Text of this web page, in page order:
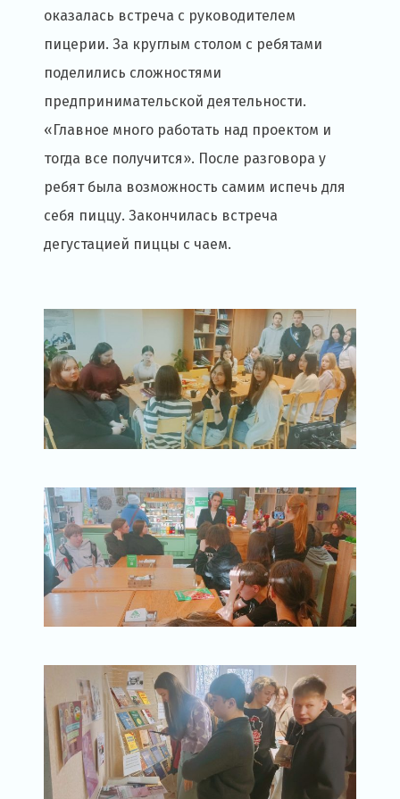
оказалась встреча с руководителем
пицерии. За круглым столом с ребятами
поделились сложностями
предпринимательской деятельности.
«Главное много работать над проектом и
тогда все получится». После разговора у
ребят была возможность самим испечь для
себя пиццу. Закончилась встреча
дегустацией пиццы с чаем.